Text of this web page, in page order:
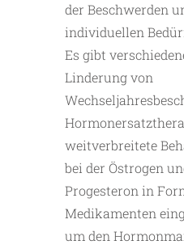
der Beschwerden
individuellen
Es gibt
Linderung von
weitverbreitete
bei der Östrogen
Progesteron in
Medikamenten
um den